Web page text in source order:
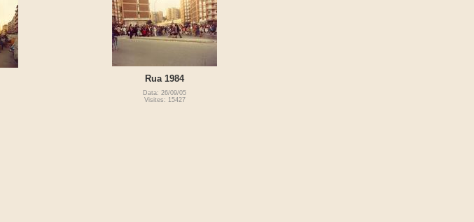
Rua 1984
Data: 26/09/05
Visites: 15427